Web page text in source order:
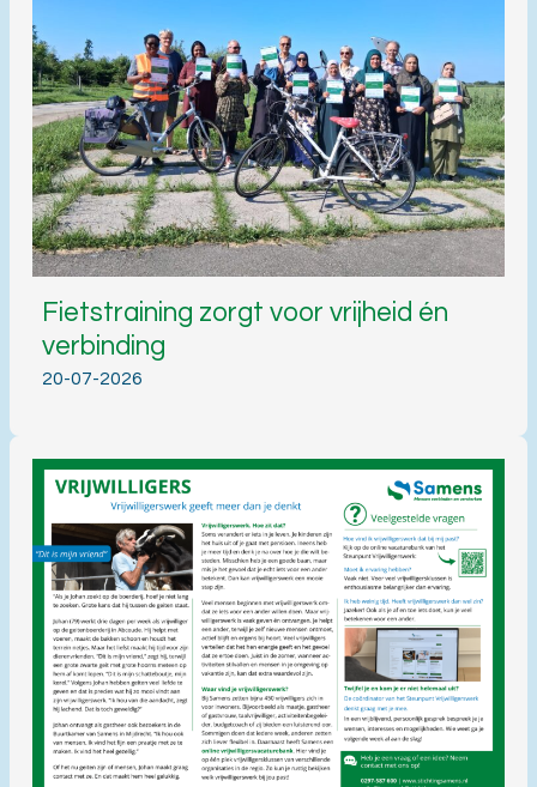
Fietstraining zorgt voor vrijheid én
verbinding
20-07-2026